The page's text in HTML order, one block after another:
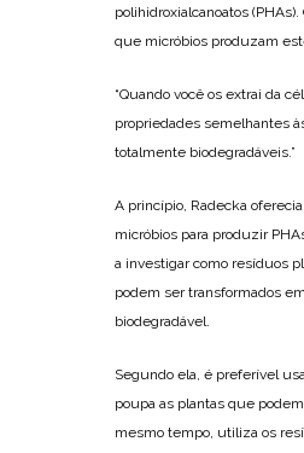
polihidroxialcanoatos
que micróbios produzam
“Quando você os extrai da
propriedades semelhantes
totalmente biodegradáveis.”
A princípio, Radecka
micróbios para produzir
a investigar como resíduos
podem ser transformados
biodegradável.
Segundo ela, é preferível
poupa as plantas que
mesmo tempo, utiliza os